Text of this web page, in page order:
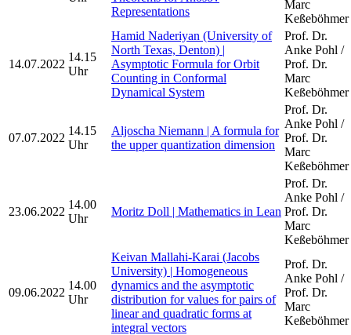
Representations
Marc
Keßeböhmer
14.07.2022
14.15
Uhr
Hamid Naderiyan (University of
North Texas, Denton) |
Asymptotic Formula for Orbit
Counting in Conformal
Dynamical System
Prof. Dr.
Anke Pohl /
Prof. Dr.
Marc
Keßeböhmer
07.07.2022
14.15
Uhr
Aljoscha Niemann | A formula for
the upper quantization dimension
Prof. Dr.
Anke Pohl /
Prof. Dr.
Marc
Keßeböhmer
23.06.2022
14.00
Uhr
Moritz Doll | Mathematics in Lean
Prof. Dr.
Anke Pohl /
Prof. Dr.
Marc
Keßeböhmer
09.06.2022
14.00
Uhr
Keivan Mallahi-Karai (Jacobs
University) | Homogeneous
dynamics and the asymptotic
distribution for values for pairs of
linear and quadratic forms at
integral vectors
Prof. Dr.
Anke Pohl /
Prof. Dr.
Marc
Keßeböhmer